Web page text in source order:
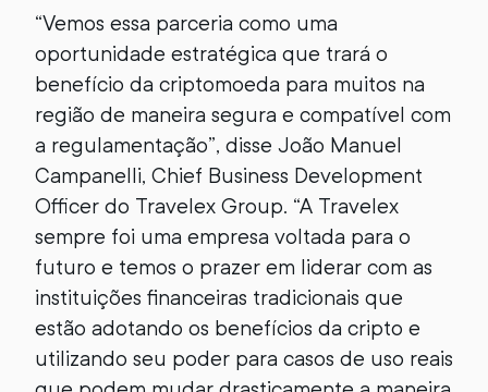
“Vemos essa parceria como uma
oportunidade estratégica que trará o
benefício da criptomoeda para muitos na
região de maneira segura e compatível com
a regulamentação”, disse João Manuel
Campanelli, Chief Business Development
Officer do Travelex Group. “A Travelex
sempre foi uma empresa voltada para o
futuro e temos o prazer em liderar com as
instituições financeiras tradicionais que
estão adotando os benefícios da cripto e
utilizando seu poder para casos de uso reais